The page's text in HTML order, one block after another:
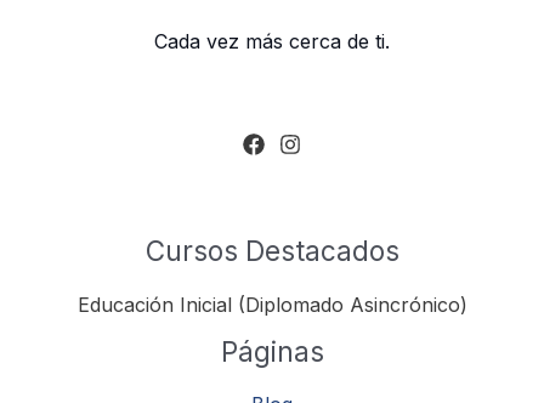
Cada vez más cerca de ti.
Cursos Destacados
Educación Inicial (Diplomado Asincrónico)
Páginas